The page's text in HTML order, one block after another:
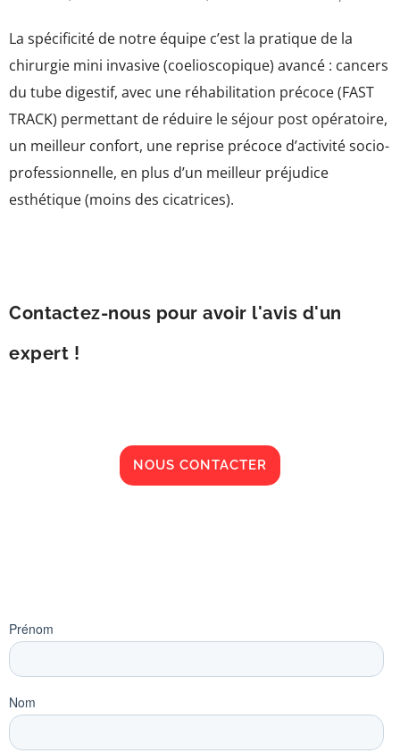
La spécificité de notre équipe c’est la pratique de la
chirurgie mini invasive (coelioscopique) avancé : cancers
du tube digestif, avec une réhabilitation précoce (FAST
TRACK) permettant de réduire le séjour post opératoire,
un meilleur confort, une reprise précoce d’activité socio-
professionnelle, en plus d’un meilleur préjudice
esthétique (moins des cicatrices).
Contactez-nous pour avoir l'avis d'un
expert !
NOUS CONTACTER